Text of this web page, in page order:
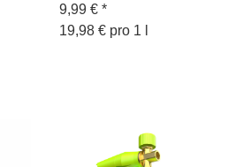
9,99 € *
19,98 € pro 1 l